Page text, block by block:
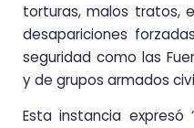
torturas, malos tratos,
desapariciones
seguridad como las
y de grupos armados
Esta instancia expresó